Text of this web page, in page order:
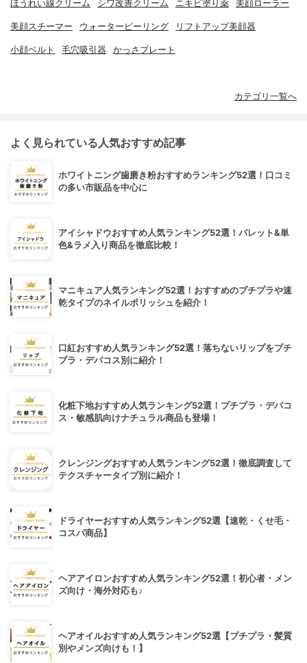
ほうれい線クリーム シワ改善クリーム ニキビ塗り薬 美顔ローラー
美顔スチーマー ウォーターピーリング リフトアップ美顔器
小顔ベルト 毛穴吸引器 かっさプレート
カテゴリ一覧へ
よく見られている人気おすすめ記事
ホワイトニング歯磨き粉おすすめランキング52選！口コミ
の多い市販品を中心に
アイシャドウおすすめ人気ランキング52選！パレット&単
色&ラメ入り商品を徹底比較！
マニキュア人気ランキング52選！おすすめのプチプラや速
乾タイプのネイルポリッシュを紹介！
口紅おすすめ人気ランキング52選！落ちないリップをプチ
プラ・デパコス別に紹介！
化粧下地おすすめ人気ランキング52選！プチプラ・デパコ
ス・敏感肌向けナチュラル商品も登場！
クレンジングおすすめ人気ランキング52選！徹底調査して
テクスチャータイプ別に紹介！
ドライヤーおすすめ人気ランキング52選【速乾・くせ毛・
コスパ商品】
ヘアアイロンおすすめ人気ランキング52選！初心者・メン
ズ向け・海外対応も♪
ヘアオイルおすすめ人気ランキング52選【プチプラ・髪質
別やメンズ向けも！】